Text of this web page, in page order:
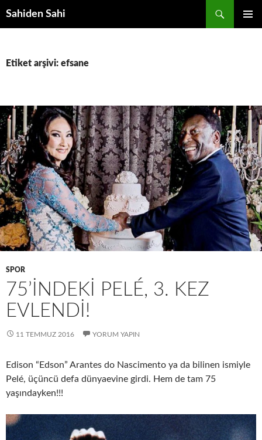
Sahiden Sahi
Etiket arşivi: efsane
SPOR
75’INDEKI PELÉ, 3. KEZ
EVLENDI!
11 TEMMUZ 2016 YORUM YAPIN
Edison “Edson” Arantes do Nascimento ya da bilinen ismiyle
Pelé, üçüncü defa dünyaevine girdi. Hem de tam 75
yaşındayken!!!